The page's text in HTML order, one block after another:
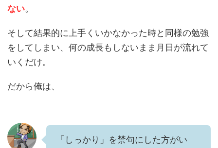
ない。
そして結果的に上手くいかなかった時と同様の勉強
をしてしまい、何の成長もしないまま月日が流れて
いくだけ。
だから俺は、
「しっかり」を禁句にした方がい